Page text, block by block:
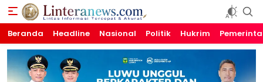
Linteranews.com
Lintas Informasi Tercepat dan Akurat
Beranda Headline Nasional Politik Hukrim